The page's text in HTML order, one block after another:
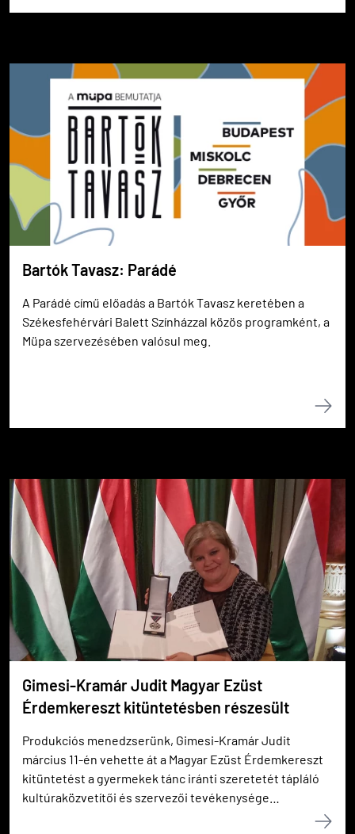
Bartók Tavasz: Parádé
A Parádé című előadás a Bartók Tavasz keretében a
Székesfehérvári Balett Színházzal közös programként, a
Müpa szervezésében valósul meg.
Gimesi-Kramár Judit Magyar Ezüst
Érdemkereszt kitüntetésben részesült
Produkciós menedzserünk, Gimesi-Kramár Judit
március 11-én vehette át a Magyar Ezüst Érdemkereszt
kitüntetést a gyermekek tánc iránti szeretetét tápláló
kultúraközvetítői és szervezői tevékenysége